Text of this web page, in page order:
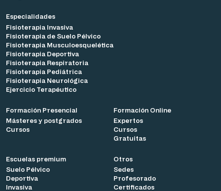
Especialidades
Fisioterapia Invasiva
Fisioterapia de Suelo Pélvico
Fisioterapia Musculoesquelética
Fisioterapia Deportiva
Fisioterapia Respiratoria
Fisioterapia Pediátrica
Fisioterapia Neurológica
Ejercicio Terapéutico
Formación Presencial
Másteres y postgrados
Cursos
Formación Online
Expertos
Cursos
Gratuitas
Escuelas premium
Suelo Pélvico
Deportiva
Invasiva
Otros
Sedes
Profesorado
Certificados